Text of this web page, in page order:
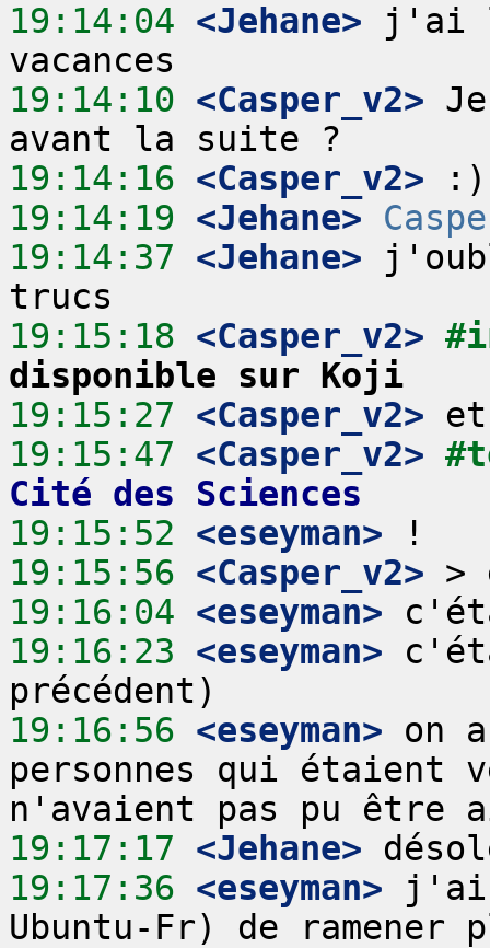
19:14:04 <Jehane> j'ai
19:14:10 <Casper_v2>
19:14:16 <Casper_v2>
19:14:19 <Jehane>
19:14:37 <Jehane>
19:15:18 <Casper_v2>
disponible sur Koji
19:15:27 <Casper_v2>
19:15:47 <Casper_v2>
Cité des Sciences
19:15:52 <eseyman>
19:15:56 <Casper_v2>
19:16:04 <eseyman>
19:16:23 <eseyman>
19:16:56 <eseyman> on
personnes qui étaient
19:17:17 <Jehane>
19:17:36 <eseyman> j'ai
Ubuntu-Fr) de ramener